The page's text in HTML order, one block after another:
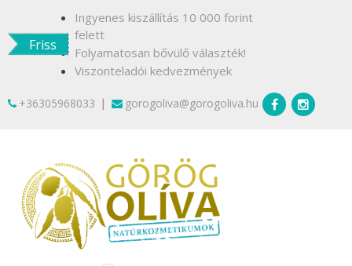
contentFriss
Ingyenes kiszállítás 10 000 forint
felett
Folyamatosan bővülő választék!
Viszonteladói kedvezmények
+36305968033 | gorogoliva@gorogoliva.hu